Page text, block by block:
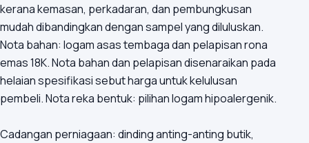
kerana kemasan, perkadaran, dan pembungkusan
mudah dibandingkan dengan sampel yang diluluskan.
Nota bahan: logam asas tembaga dan pelapisan rona
emas 18K. Nota bahan dan pelapisan disenaraikan pada
helaian spesifikasi sebut harga untuk kelulusan
pembeli. Nota reka bentuk: pilihan logam hipoalergenik.
Cadangan perniagaan: dinding anting-anting butik,